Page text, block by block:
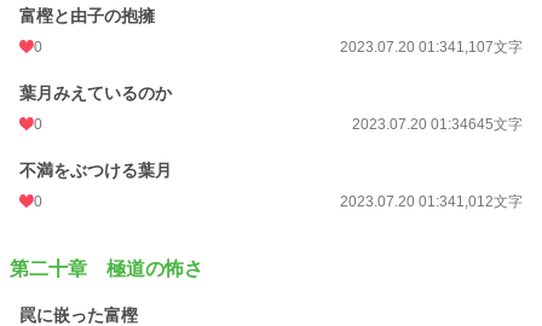
富樫と由子の抱擁
0 2023.07.20 01:341,107文字
葉月みえているのか
0 2023.07.20 01:34645文字
不満をぶつける葉月
0 2023.07.20 01:341,012文字
第二十章 極道の怖さ
罠に嵌った富樫